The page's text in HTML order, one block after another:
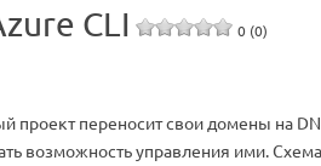
CLI
0 (0)
проект переносит свои домены на
возможность управления ими.